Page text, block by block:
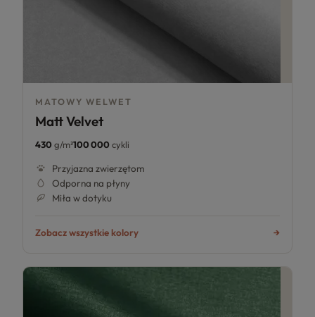
MATOWY WELWET
Matt Velvet
430g/m²100 000cykli
Przyjazna zwierzętom
Odporna na płyny
Miła w dotyku
Zobacz wszystkie kolory